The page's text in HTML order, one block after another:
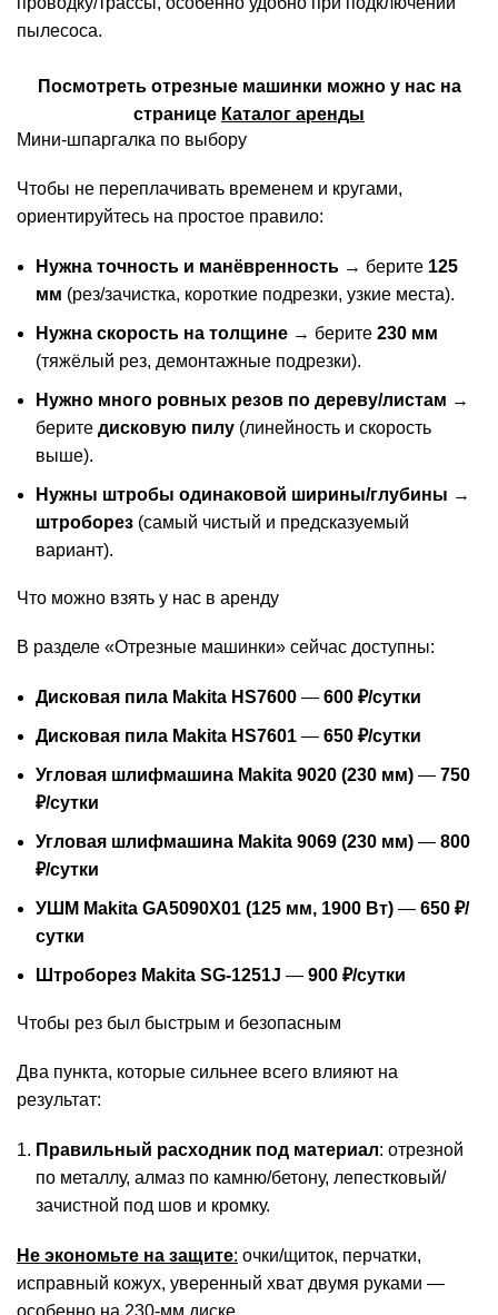
пылесоса.
Посмотреть отрезные машинки можно у нас на
странице Каталог аренды
Мини-шпаргалка по выбору
Чтобы не переплачивать временем и кругами,
ориентируйтесь на простое правило:
Нужна точность и манёвренность → берите 125
мм (рез/зачистка, короткие подрезки, узкие места).
Нужна скорость на толщине → берите 230 мм
(тяжёлый рез, демонтажные подрезки).
Нужно много ровных резов по дереву/листам →
берите дисковую пилу (линейность и скорость
выше).
Нужны штробы одинаковой ширины/глубины →
штроборез (самый чистый и предсказуемый
вариант).
Что можно взять у нас в аренду
В разделе «Отрезные машинки» сейчас доступны:
Дисковая пила Makita HS7600 — 600 ₽/сутки
Дисковая пила Makita HS7601 — 650 ₽/сутки
Угловая шлифмашина Makita 9020 (230 мм) — 750
₽/сутки
Угловая шлифмашина Makita 9069 (230 мм) — 800
₽/сутки
УШМ Makita GA5090X01 (125 мм, 1900 Вт) — 650 ₽/
сутки
Штроборез Makita SG-1251J — 900 ₽/сутки
Чтобы рез был быстрым и безопасным
Два пункта, которые сильнее всего влияют на
результат:
Правильный расходник под материал: отрезной
по металлу, алмаз по камню/бетону, лепестковый/
зачистной под шов и кромку.
Не экономьте на защите: очки/щиток, перчатки,
исправный кожух, уверенный хват двумя руками —